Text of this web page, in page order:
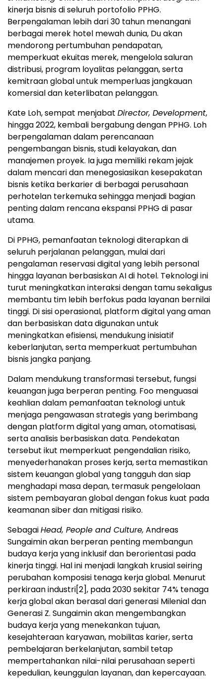
kinerja bisnis di seluruh portofolio PPHG.
Berpengalaman lebih dari 30 tahun menangani
berbagai merek hotel mewah dunia, Du akan
mendorong pertumbuhan pendapatan,
memperkuat ekuitas merek, mengelola saluran
distribusi, program loyalitas pelanggan, serta
kemitraan global untuk memperluas jangkauan
komersial dan keterlibatan pelanggan.
Kate Loh, sempat menjabat Director, Development,
hingga 2022, kembali bergabung dengan PPHG. Loh
berpengalaman dalam perencanaan
pengembangan bisnis, studi kelayakan, dan
manajemen proyek. Ia juga memiliki rekam jejak
dalam mencari dan menegosiasikan kesepakatan
bisnis ketika berkarier di berbagai perusahaan
perhotelan terkemuka sehingga menjadi bagian
penting dalam rencana ekspansi PPHG di pasar
utama.
Di PPHG, pemanfaatan teknologi diterapkan di
seluruh perjalanan pelanggan, mulai dari
pengalaman reservasi digital yang lebih personal
hingga layanan berbasiskan AI di hotel. Teknologi ini
turut meningkatkan interaksi dengan tamu sekaligus
membantu tim lebih berfokus pada layanan bernilai
tinggi. Di sisi operasional, platform digital yang aman
dan berbasiskan data digunakan untuk
meningkatkan efisiensi, mendukung inisiatif
keberlanjutan, serta memperkuat pertumbuhan
bisnis jangka panjang.
Dalam mendukung transformasi tersebut, fungsi
keuangan juga berperan penting. Foo menguasai
keahlian dalam pemanfaatan teknologi untuk
menjaga pengawasan strategis yang berimbang
dengan platform digital yang aman, otomatisasi,
serta analisis berbasiskan data. Pendekatan
tersebut ikut memperkuat pengendalian risiko,
menyederhanakan proses kerja, serta memastikan
sistem keuangan global yang tangguh dan siap
menghadapi masa depan, termasuk pengelolaan
sistem pembayaran global dengan fokus kuat pada
keamanan siber dan mitigasi risiko.
SebagaiHead, People and Culture, Andreas
Sungaimin akan berperan penting membangun
budaya kerja yang inklusif dan berorientasi pada
kinerja tinggi. Hal ini menjadi langkah krusial seiring
perubahan komposisi tenaga kerja global. Menurut
perkiraan industri[2], pada 2030 sekitar 74% tenaga
kerja global akan berasal dari generasi Milenial dan
Generasi Z. Sungaimin akan mengembangkan
budaya kerja yang menekankan tujuan,
kesejahteraan karyawan, mobilitas karier, serta
pembelajaran berkelanjutan, sambil tetap
mempertahankan nilai-nilai perusahaan seperti
kepedulian, keunggulan layanan, dan kepercayaan.